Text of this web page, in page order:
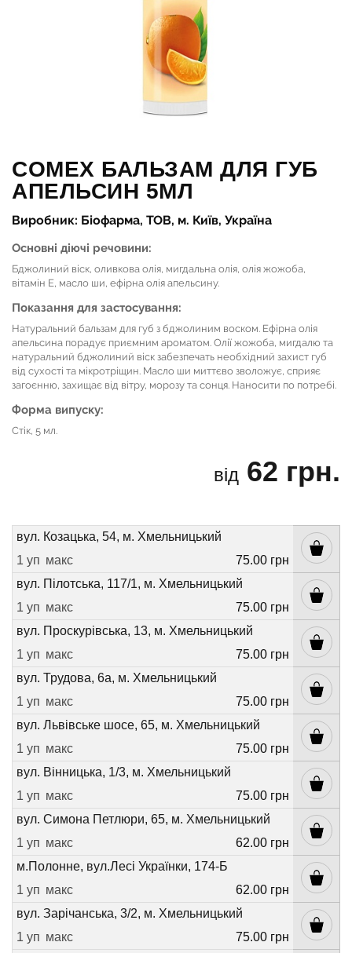
COMEX БАЛЬЗАМ ДЛЯ ГУБ
АПЕЛЬСИН 5МЛ
Виробник: Біофарма, ТОВ, м. Київ, Україна
Основні діючі речовини:
Бджолиний віск, оливкова олія, мигдальна олія, олія жожоба,
вітамін Е, масло ши, ефірна олія апельсину.
Показання для застосування:
Натуральний бальзам для губ з бджолиним воском. Ефірна олія
апельсина порадує приємним ароматом. Олії жожоба, мигдалю та
натуральний бджолиний віск забезпечать необхідний захист губ
від сухості та мікротріщин. Масло ши миттєво зволожує, сприяє
загоєнню, захищає від вітру, морозу та сонця. Наносити по потребі.
Форма випуску:
Стік, 5 мл.
від 62 грн.
вул. Козацька, 54, м. Хмельницький
1 уп макс
75.00 грн
вул. Пілотська, 117/1, м. Хмельницький
1 уп макс
75.00 грн
вул. Проскурівська, 13, м. Хмельницький
1 уп макс
75.00 грн
вул. Трудова, 6а, м. Хмельницький
1 уп макс
75.00 грн
вул. Львівське шосе, 65, м. Хмельницький
1 уп макс
75.00 грн
вул. Вінницька, 1/3, м. Хмельницький
1 уп макс
75.00 грн
вул. Симона Петлюри, 65, м. Хмельницький
1 уп макс
62.00 грн
м.Полонне, вул.Лесі Українки, 174-Б
1 уп макс
62.00 грн
вул. Зарічанська, 3/2, м. Хмельницький
1 уп макс
75.00 грн